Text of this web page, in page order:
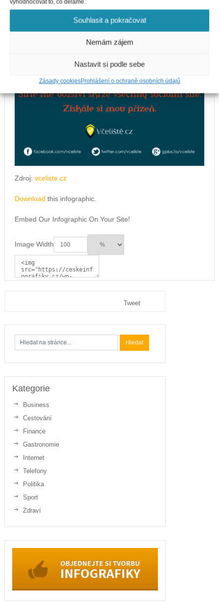
vyhodnocovat to, co děláme.
Souhlasit a pokračovat
Nemám zájem
Nastavit si podle sebe
Zásady cookiesProhlášení o ochraně osobních údajů
Zdroj: vceliste.cz
Download this infographic.
Embed Our Infographic On Your Site!
Image Width
Tweet
Kategorie
Business
Cestování
Finance
Gastronomie
Internet
Telefony
Politika
Sport
Zdraví